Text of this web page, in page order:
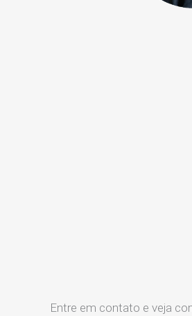
Entre em contato e veja